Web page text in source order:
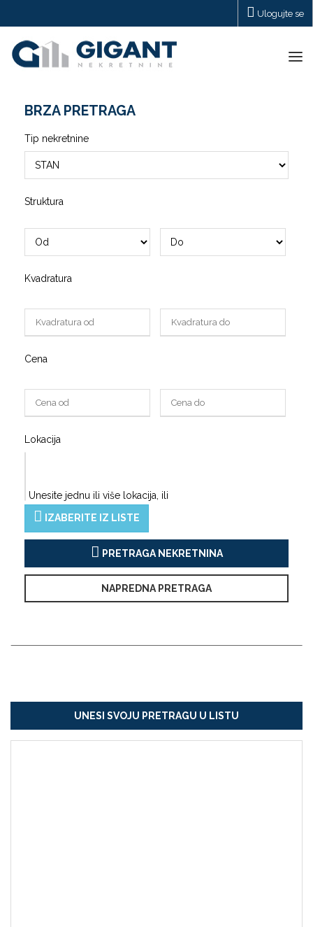
Ulogujte se
BRZA PRETRAGA
Tip nekretnine
Struktura
Kvadratura
Cena
Lokacija
Unesite jednu ili više lokacija, ili
IZABERITE IZ LISTE
PRETRAGA NEKRETNINA
NAPREDNA PRETRAGA
UNESI SVOJU PRETRAGU U LISTU